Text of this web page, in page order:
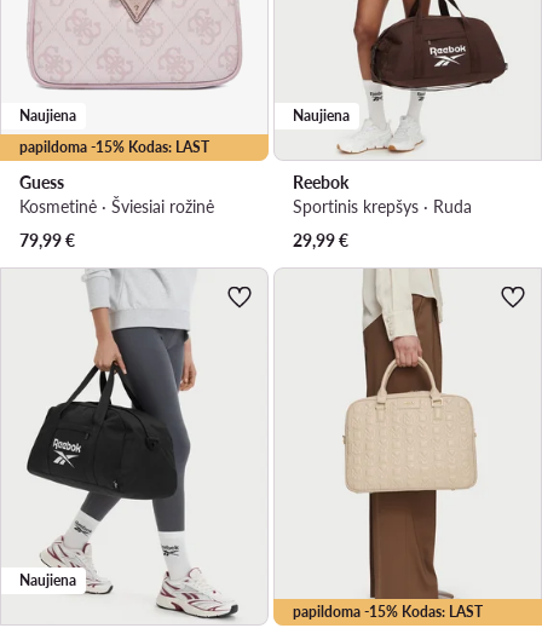
papildoma -15% Kodas: LAST
Naujiena
Guess
Kosmetinė · Šviesiai rožinė
79,99€
Naujiena
Reebok
Sportinis krepšys · Ruda
29,99€
Naujiena
papildoma -15% Kodas: LAST